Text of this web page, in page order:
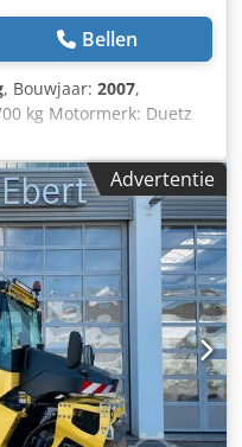
Bellen
, Bouwjaar: 2007,
kg Motormerk: Duetz
ja Serienummer:
Bekijk onze website voor
machines. We
dus bel of mail
zijn volledig
betrouwbaarheid. Foto’s
ze direct. Wij helpen
Frans, Duits, Spaans en
van betrouwbare
Advertentie